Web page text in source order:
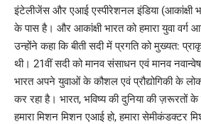
इंटेलीजेंस और एआई एस्पीरेशनल इंडिया (आकांक्षी
के पास है। और आकांक्षी भारत को हमारा युवा वर्ग
उन्होंने कहा कि बीती सदी में प्रगति को मुख्यत:
थी। 21वीं सदी को मानव संसाधन एवं मानव
भारत अपने युवाओं के कौशल एवं प्रौद्योगिकी के
कर रहा है। भारत, भविष्य की दुनिया की ज़रूरतों
हमारा मिशन मिशन एआई हो, हमारा सेमीकंडक्टर